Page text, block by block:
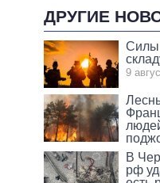
ДРУГИЕ
Силы
9
В
рф